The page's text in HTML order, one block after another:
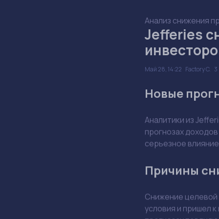
Анализ снижения
Jefferies
Май 28, 14:22 Factory C.
Новые
Аналитики из
прогнозах
серьезное
Причины
Снижение
условия и пришел